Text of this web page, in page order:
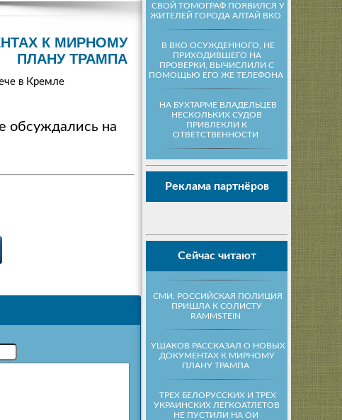
СВОЙ ТОМОГРАФ ПОЯВИЛСЯ У
ЖИТЕЛЕЙ ГОРОДА АЛТАЙ ВКО
В ВКО ОСУЖДЕННОГО, НЕ
ПРИХОДИВШЕГО НА
ПРОВЕРКИ, ВЫЧИСЛИЛИ С
ПОМОЩЬЮ ЕГО ЖЕ ТЕЛЕФОНА
НА БУХТАРМЕ ВЛАДЕЛЬЦЕВ
НЕСКОЛЬКИХ СУДОВ
ПРИВЛЕКЛИ К
ОТВЕТСТВЕННОСТИ
Реклама партнёров
Сейчас читают
СМИ: РОССИЙСКАЯ ПОЛИЦИЯ
ПРИШЛА К СОЛИСТУ
RAMMSTEIN
УШАКОВ РАССКАЗАЛ О НОВЫХ
ДОКУМЕНТАХ К МИРНОМУ
ПЛАНУ ТРАМПА
ТРЕХ БЕЛОРУССКИХ И ТРЕХ
УКРАИНСКИХ ЛЕГКОАТЛЕТОВ
НЕ ПУСТИЛИ НА ОИ
К МИРНОМУ
ПЛАНУ ТРАМПА
в Кремле
обсуждались на